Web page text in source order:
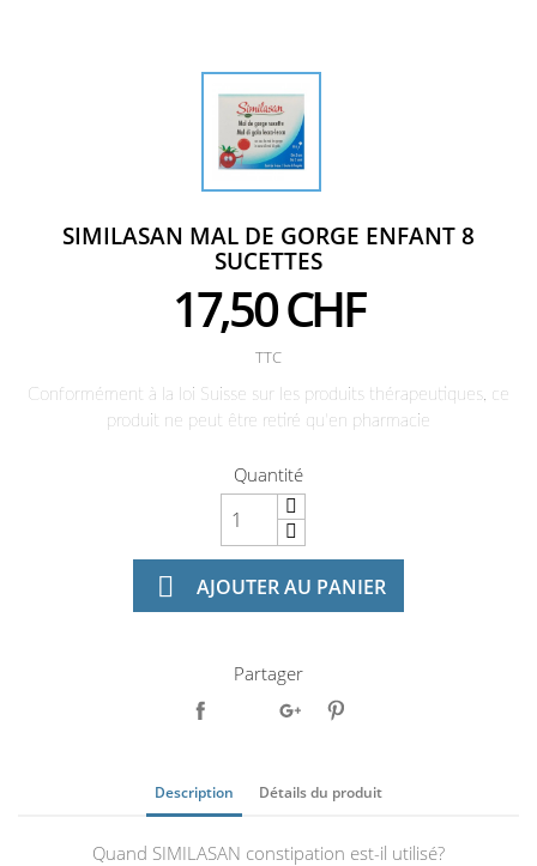
SIMILASAN MAL DE GORGE ENFANT 8
SUCETTES
17,50 CHF
TTC
Conformément à la loi Suisse sur les produits thérapeutiques, ce
produit ne peut être retiré qu'en pharmacie
Quantité
 AJOUTER AU PANIER
Partager
Description Détails du produit
Quand SIMILASAN constipation est-il utilisé?